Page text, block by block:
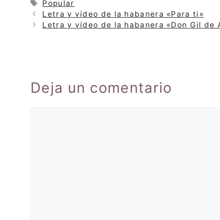
Etiquetas
Popular
Letra y vídeo de la habanera «Para ti»
Letra y vídeo de la habanera «Don Gil de
Deja un comentario